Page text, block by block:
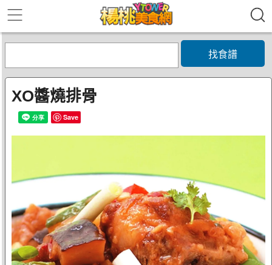
找食譜
XO醬燒排骨
Save